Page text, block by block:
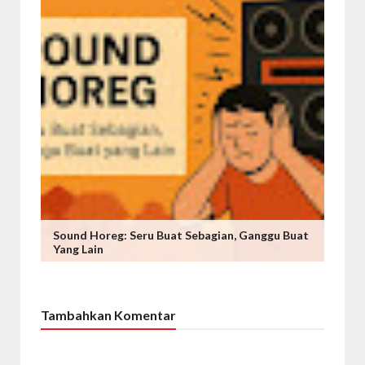
Sound Horeg: Seru Buat Sebagian, Ganggu Buat
Yang Lain
Tambahkan Komentar